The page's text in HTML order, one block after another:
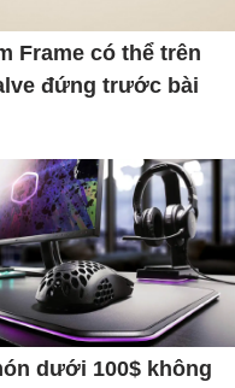
Frame có thể trên
đứng trước bài
dưới 100$ không